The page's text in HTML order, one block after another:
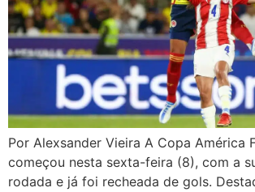
Por Alexsander Vieira A Copa América
começou nesta sexta-feira (8), com a
rodada e já foi recheada de gols.